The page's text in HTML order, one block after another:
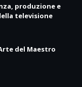
produzione e
televisione
del Maestro